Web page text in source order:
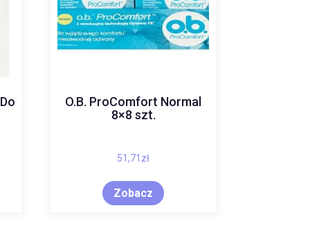
O.B. ProComfort Normal
8×8 szt.
51,71 zł
Zobacz